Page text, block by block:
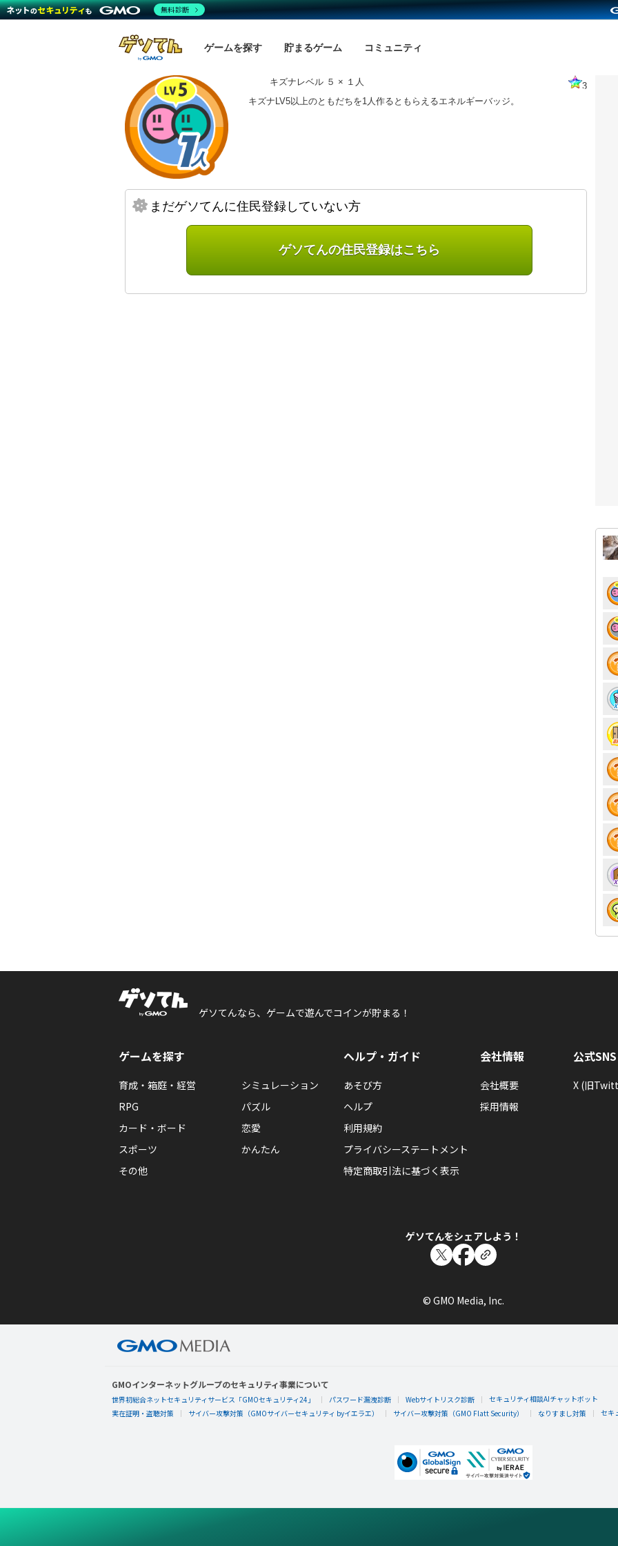
ゲームを探す 貯まるゲーム コミュニティ
キズナレベル ５ × １人
3
キズナLV5以上のともだちを1人作るともらえるエネルギーバッジ。
まだゲソてんに住民登録していない方
ゲソてんの住民登録はこちら
ゲソてんなら、ゲームで遊んでコインが貯まる！
ゲームを探す
育成・箱庭・経営
シミュレーション
RPG
パズル
カード・ボード
恋愛
スポーツ
かんたん
その他
ヘルプ・ガイド
あそび方
ヘルプ
利用規約
プライバシーステートメント
特定商取引法に基づく表示
会社情報
会社概要
採用情報
公式SNS
X (旧
ゲソてんをシェアしよう！
© GMO Media, Inc.
GMOインターネットグループのセキュリティ事業について
世界初総合ネットセキュリティサービス「GMOセキュリティ24」 パスワード漏洩診断 Webサイトリスク診断
セキュリティ相談AIチャットボット
実在証明・盗聴対策
サイバー攻撃対策（GMOサイバーセキュリティ byイエラエ） サイバー攻撃対策（GMO Flatt Security） なりすまし対策 セキ
無料診断